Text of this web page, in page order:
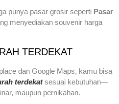
punya pasar grosir seperti Pasar
menyediakan souvenir harga
TERDEKAT
dan Google Maps, kamu bisa
terdekatsesuai kebutuhan—
maupun pernikahan.